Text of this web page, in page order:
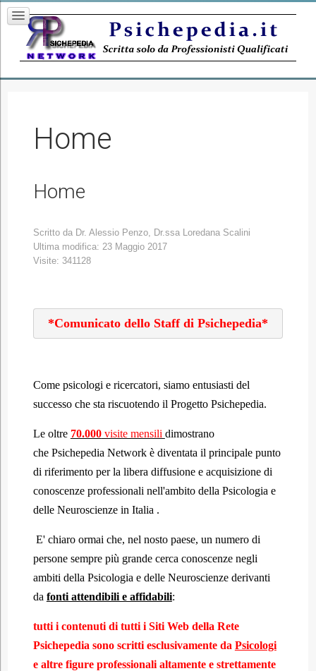
Home
Home
Scritto da Dr. Alessio Penzo, Dr.ssa Loredana Scalini
Ultima modifica: 23 Maggio 2017
Visite: 341128
*Comunicato dello Staff di Psichepedia*
Come psicologi e ricercatori, siamo entusiasti del
successo che sta riscuotendo il Progetto Psichepedia.
Le oltre 70.000visite mensili dimostrano
che Psichepedia Network è diventata il principale punto
di riferimento per la libera diffusione e acquisizione di
conoscenze professionali nell'ambito della Psicologia e
delle Neuroscienze in Italia .
E' chiaro ormai che, nel nosto paese, un numero di
persone sempre più grande cerca conoscenze negli
ambiti della Psicologia e delle Neuroscienze derivanti
da fonti attendibili e affidabili:
tutti i contenuti di tutti i Siti Web della Rete
Psichepedia sono scritti esclusivamente da Psicologi
e altre figure professionali altamente e strettamente